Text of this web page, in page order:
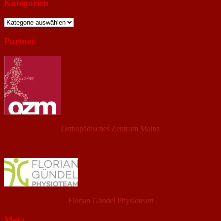
Kategorien
Kategorien
Partner
Orthopädisches Zentrum Mainz
Florian Gündel Physioteam